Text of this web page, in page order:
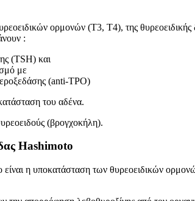
ορμονών (T3, T4), της
:
(TSH) και
με
(anti-TPO)
του αδένα.
(βρογχοκήλη).
Hashimoto
είναι η υποκατάσταση των θυρεοειδικών